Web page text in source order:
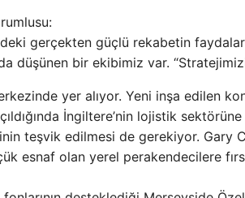
gerçekten güçlü rekabetin
düşünen bir ekibimiz var.
yer alıyor. Yeni inşa edilen
İngiltere’nin lojistik
teşvik edilmesi de gerekiyor. Gary
esnaf olan yerel perakendecilere